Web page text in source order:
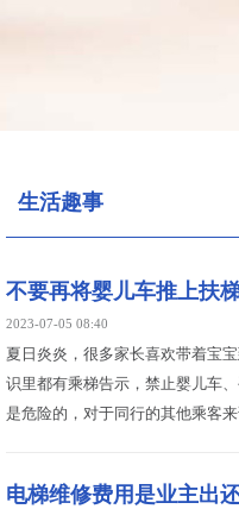
生活趣事
不要再将婴儿车推上扶梯
2023-07-05 08:40
夏日炎炎，很多家长喜欢带着宝
识里都有乘梯告示，禁止婴儿车
是危险的，对于同行的其他乘客
电梯维修费用是业主出